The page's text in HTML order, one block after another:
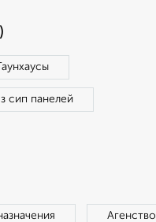
Таунхаусы
сип панелей
Агенство